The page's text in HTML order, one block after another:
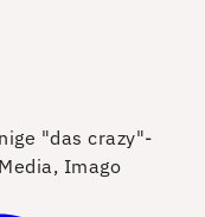
"das crazy"-
Imago